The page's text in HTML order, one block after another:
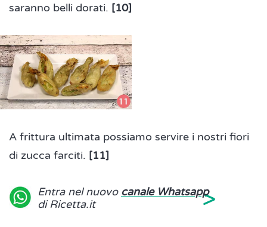
saranno belli dorati. [10]
A frittura ultimata possiamo servire i nostri fiori
di zucca farciti. [11]
Entra nel nuovo canale Whatsapp
di Ricetta.it
>